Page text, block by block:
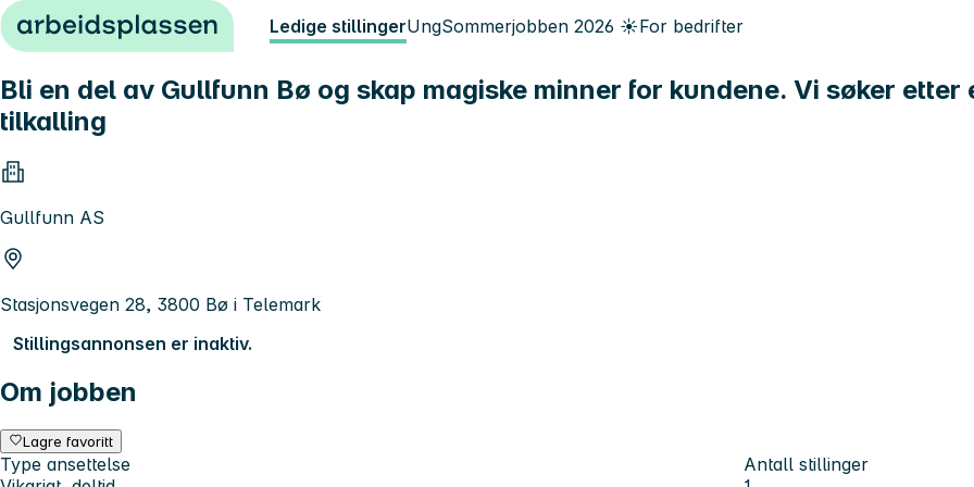
Hopp til innhold Ledige stillingerUngSommerjobben 2026 ☀️For bedrifter
Bli en del av Gullfunn Bø og skap magiske minner for kundene. Vi søker
tilkalling
Gullfunn AS
Stasjonsvegen 28, 3800 Bø i Telemark
Stillingsannonsen er inaktiv.
Om jobben
Lagre favoritt
Type ansettelse
Antall stillinger